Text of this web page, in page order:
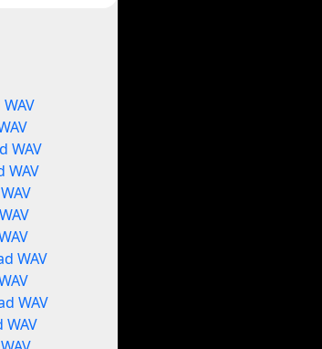
WAV
WAV
WAV
WAV